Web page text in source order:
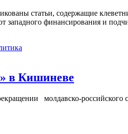
статьи, содержащие
западного финансирования и
в Кишиневе
молдавско-российского